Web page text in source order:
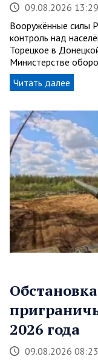
09.08.2026 13:29
Вооружённые силы
контроль над
Торецкое в
Министерстве
Читать далее
2026 года
09.08.2026 08:23